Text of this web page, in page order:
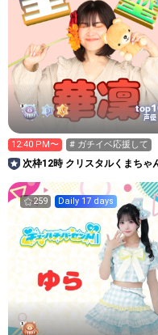
top
声優
12:40 PM〜 # ガチイベ応援して
次枠12時 クリスタルくまちゃ
259 Daily 17 days